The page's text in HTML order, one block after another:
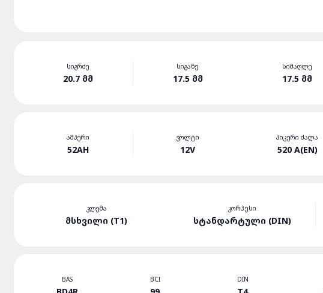
ᲡᲘᲒᲠᲫᲔ
20.7 ᲛᲛ
ᲡᲘᲒᲐᲜᲔ
17.5 ᲛᲛ
ᲡᲘᲛᲐᲦᲚᲔ
17.5 ᲛᲛ
ᲐᲛᲞᲔᲠᲘ
52AH
ᲕᲝᲚᲢᲘ
12V
ᲞᲘᲙᲣᲠᲘ ᲫᲐᲚᲐ
520 A(EN)
ᲙᲚᲔᲛᲐ
ᲛᲡᲮᲕᲘᲚᲘ (T1)
ᲙᲝᲠᲞᲣᲡᲘ
ᲡᲢᲐᲜᲓᲐᲠᲢᲣᲚᲘ (DIN)
BAS BCI DIN